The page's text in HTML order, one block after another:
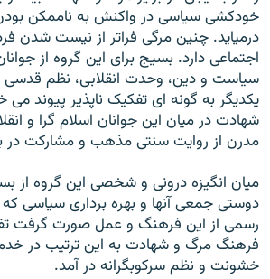
خودکشی سياسی در واکنش به ناممکن بودن
درميايد. چنين مرگی فراتر از نيست شدن
اجتماعی دارد. بسيج برای اين گروه از
سياست و دين، وحدت انقلابی، نظم قدسی و
يکديگر به گونه ای تفکيک ناپذير پيوند
شهادت در ميان اين جوانان اسلام گرا و
مدرن از روايت سنتی مذهب و مشارکت در
ميان انگيزه درونی و شخصی اين گروه از
دوستی جمعی آنها و بهره برداری سياسی
رسمی از اين فرهنگ و عمل صورت گرفت
فرهنگ مرگ و شهادت به اين ترتيب در
خشونت و نظم سرکوبگرانه در آمد.